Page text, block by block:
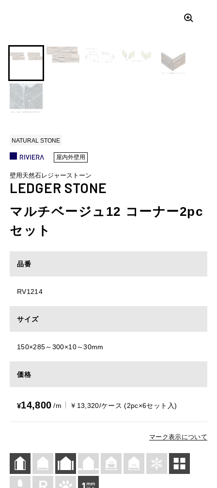
NATURAL STONE
屋内外壁用
壁用天然石レジャーストーン
LEDGER STONE
マルチベージュ12 コーナー2pc
セット
品番
RV1214
サイズ
150×285～300×10～30mm
価格
¥14,800 /m ￥13,320/ケース (2pc×6セット入)
マーク表示について